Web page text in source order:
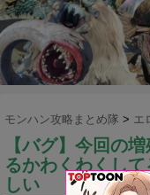
モンハン攻略まとめ隊 > エ
【バグ】今回の
るかわくわくし
しい